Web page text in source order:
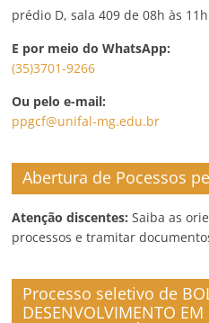
prédio D, sala 409 de 08h às
E por meio do WhatsApp:
(35)3701-9266
Ou pelo e-mail:
ppgcf@unifal-mg.edu.br
Abertura de Pocessos
Atenção discentes: Saiba as
processos e tramitar
Processo seletivo de
DESENVOLVIMENTO